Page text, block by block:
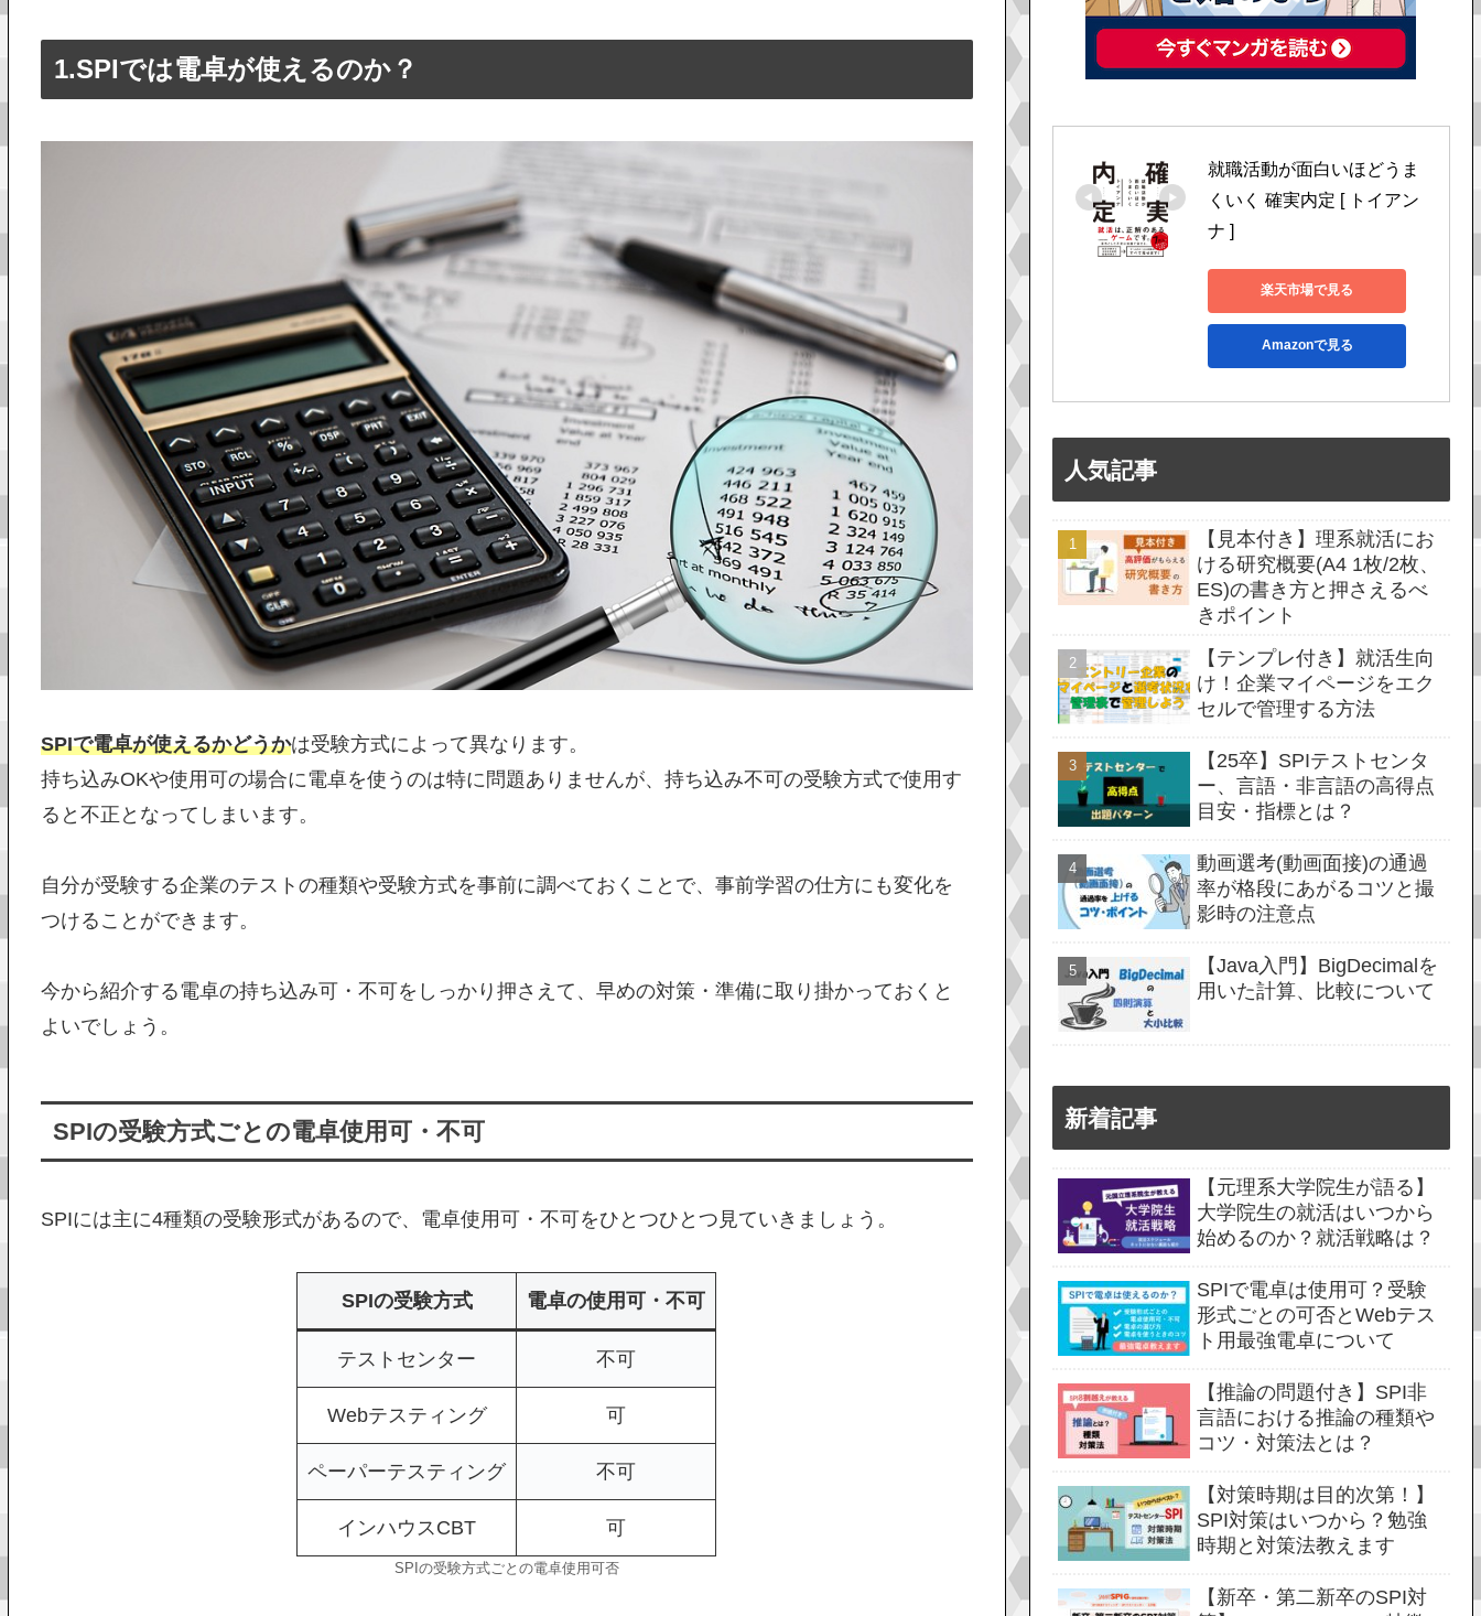
1.SPIでは電卓が使えるのか？
SPIで電卓が使えるかどうかは受験方式によって異なります。
持ち込みOKや使用可の場合に電卓を使うのは特に問題ありませんが、持ち込み不可の受験方式で使用す
ると不正となってしまいます。
自分が受験する企業のテストの種類や受験方式を事前に調べておくことで、事前学習の仕方にも変化を
つけることができます。
今から紹介する電卓の持ち込み可・不可をしっかり押さえて、早めの対策・準備に取り掛かっておくと
よいでしょう。
SPIの受験方式ごとの電卓使用可・不可
SPIには主に4種類の受験形式があるので、電卓使用可・不可をひとつひとつ見ていきましょう。
SPIの受験方式 電卓の使用可・不可
テストセンター 不可
Webテスティング 可
ペーパーテスティング 不可
インハウスCBT 可
SPIの受験方式ごとの電卓使用可否
就職活動が面白いほどうま
くいく 確実内定 [ トイアン
ナ ]
楽天市場で見る
Amazonで見る
人気記事
【見本付き】理系就活にお
ける研究概要(A4 1枚/2枚、
ES)の書き方と押さえるべ
きポイント
【テンプレ付き】就活生向
け！企業マイページをエク
セルで管理する方法
【25卒】SPIテストセンタ
ー、言語・非言語の高得点
目安・指標とは？
動画選考(動画面接)の通過
率が格段にあがるコツと撮
影時の注意点
【Java入門】BigDecimalを
用いた計算、比較について
新着記事
【元理系大学院生が語る】
大学院生の就活はいつから
始めるのか？就活戦略は？
SPIで電卓は使用可？受験
形式ごとの可否とWebテス
ト用最強電卓について
【推論の問題付き】SPI非
言語における推論の種類や
コツ・対策法とは？
【対策時期は目的次第！】
SPI対策はいつから？勉強
時期と対策法教えます
【新卒・第二新卒のSPI対